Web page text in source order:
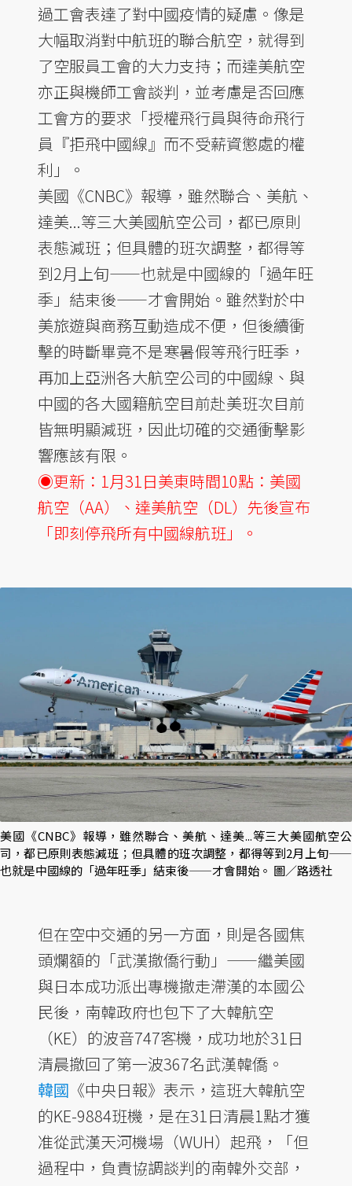
過工會表達了對中國疫情的疑慮。像是
大幅取消對中航班的聯合航空，就得到
了空服員工會的大力支持；而達美航空
亦正與機師工會談判，並考慮是否回應
工會方的要求「授權飛行員與待命飛行
員『拒飛中國線』而不受薪資懲處的權
利」。
美國《CNBC》報導，雖然聯合、美航、
達美...等三大美國航空公司，都已原則
表態減班；但具體的班次調整，都得等
到2月上旬——也就是中國線的「過年旺
季」結束後——才會開始。雖然對於中
美旅遊與商務互動造成不便，但後續衝
擊的時斷畢竟不是寒暑假等飛行旺季，
再加上亞洲各大航空公司的中國線、與
中國的各大國籍航空目前赴美班次目前
皆無明顯減班，因此切確的交通衝擊影
響應該有限。
◉更新：1月31日美東時間10點：美國
航空（AA）、達美航空（DL）先後宣布
「即刻停飛所有中國線航班」。
美國《CNBC》報導，雖然聯合、美航、達美...等三大美國航空公
司，都已原則表態減班；但具體的班次調整，都得等到2月上旬——
也就是中國線的「過年旺季」結束後——才會開始。 圖／路透社
但在空中交通的另一方面，則是各國焦
頭爛額的「武漢撤僑行動」——繼美國
與日本成功派出專機撤走滯漢的本國公
民後，南韓政府也包下了大韓航空
（KE）的波音747客機，成功地於31日
清晨撤回了第一波367名武漢韓僑。
韓國 《中央日報》表示，這班大韓航空
的KE-9884班機，是在31日清晨1點才獲
准從武漢天河機場（WUH）起飛，「但
過程中，負責協調談判的南韓外交部，